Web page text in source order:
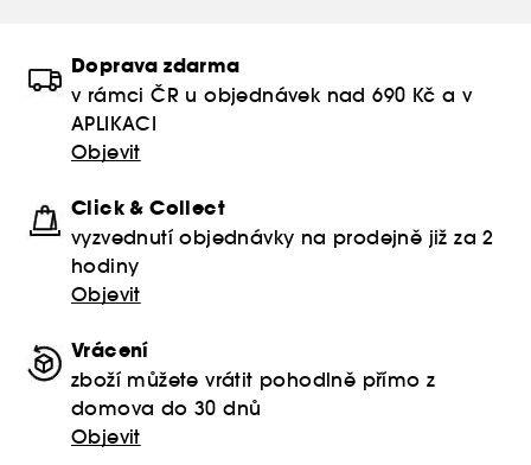
Doprava zdarma
v rámci ČR u objednávek nad 690 Kč a v
APLIKACI
Objevit
Click & Collect
vyzvednutí objednávky na prodejně již za 2
hodiny
Objevit
Vrácení
zboží můžete vrátit pohodlně přímo z
domova do 30 dnů
Objevit